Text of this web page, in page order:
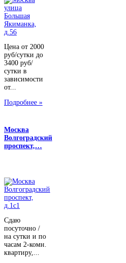
Цена от 2000
руб/сутки до
3400 руб/
сутки в
зависимости
от...
Подробнее »
Москва
Волгоградский
проспект,…
Сдаю
посуточно /
на сутки и по
часам 2-комн.
квартиру,...